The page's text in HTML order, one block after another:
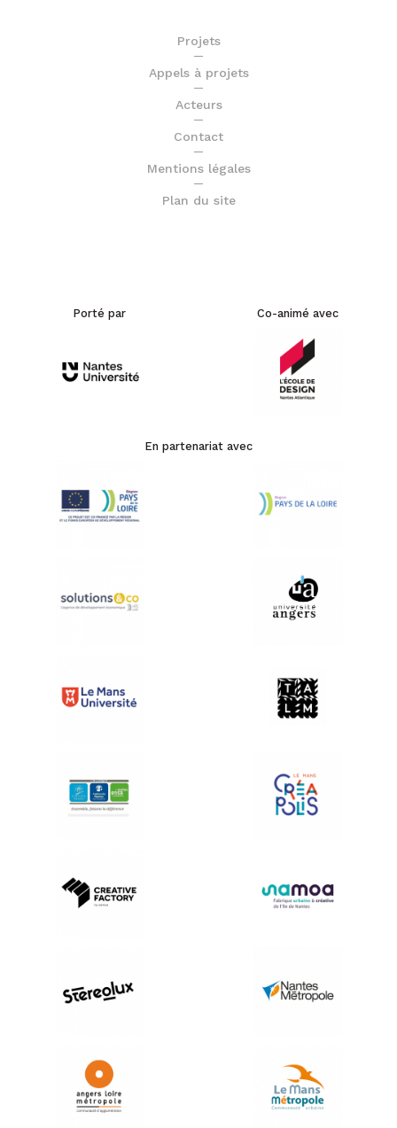
Projets
Appels à projets
Acteurs
Contact
Mentions légales
Plan du site
Porté par Co-animé avec
En partenariat avec